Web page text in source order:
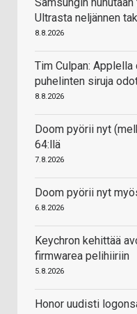
Ultrasta neljännen
8.8.2026
Tim Culpan:
puhelinten siruja
8.8.2026
Doom pyörii nyt
64:llä
7.8.2026
Doom pyörii nyt
6.8.2026
Keychron kehittää
firmwarea pelihiiriin
5.8.2026
Honor uudisti